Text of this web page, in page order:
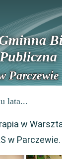
Publiczna
Parczewie
lata...
w
w Parczewie.